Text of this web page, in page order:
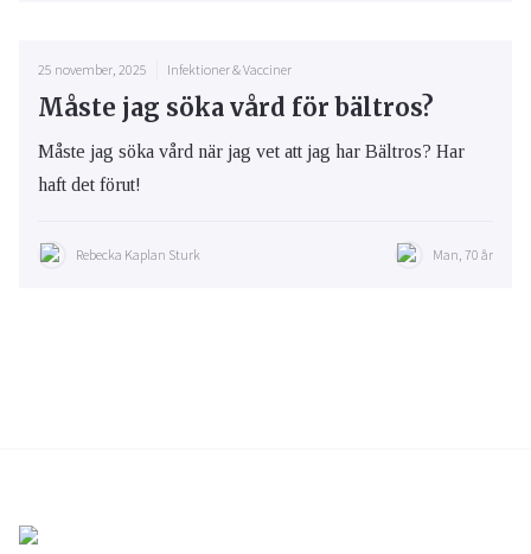
25 november, 2025 Infektioner & Vacciner
Måste jag söka vård för bältros?
Måste jag söka vård när jag vet att jag har Bältros? Har
haft det förut!
Rebecka Kaplan Sturk Man, 70 år